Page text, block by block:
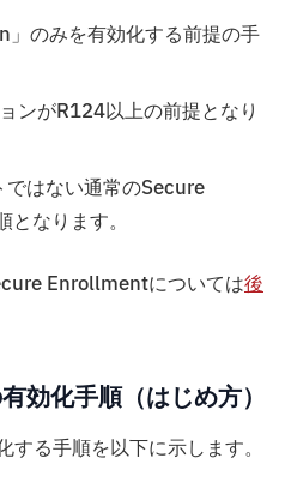
のみを有効化する前提の手
ンがR124以上の前提となり
はない通常のSecure
なります。
Enrollmentについては後
効化手順（はじめ方）
る手順を以下に示します。